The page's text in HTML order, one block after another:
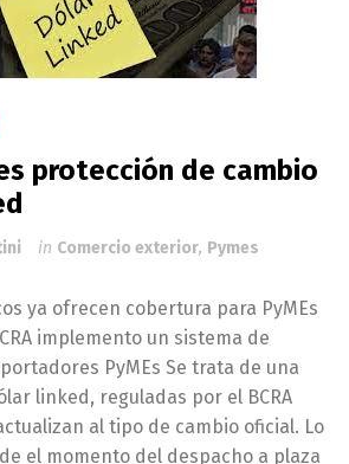
protección de cambio
in Comercio exterior, Pymes
ya ofrecen cobertura para PyMEs
implemento un sistema de
PyMEs Se trata de una
linked, reguladas por el BCRA
actualizan al tipo de cambio oficial. Lo
el momento del despacho a plaza